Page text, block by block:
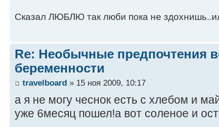
Сказал ЛЮБЛЮ так люби пока не
Re: Необычные предпочтения
беременности
travelboard » 15 ноя 2009, 10:17
а я не могу чеснок есть с хлебом и
уже 6месяц пошел!а вот соленое и